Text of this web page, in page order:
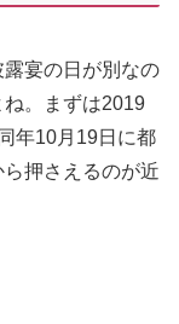
宴の日が別なの
。まずは2019
年10月19日に都
押さえるのが近